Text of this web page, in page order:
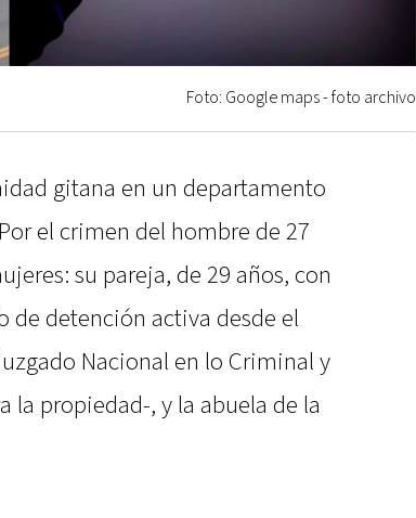
Foto: Google maps - foto archivo
gitana en un departamento
el crimen del hombre de 27
su pareja, de 29 años, con
detención activa desde el
Nacional en lo Criminal y
la propiedad-, y la abuela de la